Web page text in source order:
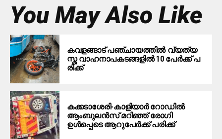
You May Also Like
ക​വ​ള​ങ്ങാ​ട് പ​ഞ്ചാ​യ​ത്തി​ൽ വ്യ​ത്യ​
സ്ത വാ​ഹ​നാ​പ​ക​ട​ങ്ങ​ളി​ല്‍ 10 പേ​ര്‍​ക്ക് പ​
രി​ക്ക്
കക്കടാശേരി-കാളിയാര്‍ റോഡില്‍
ആംബുലന്‍സ് മറിഞ്ഞ് രോഗി
ഉള്‍പ്പെടെ ആറുപേര്‍ക്ക് പരിക്ക്